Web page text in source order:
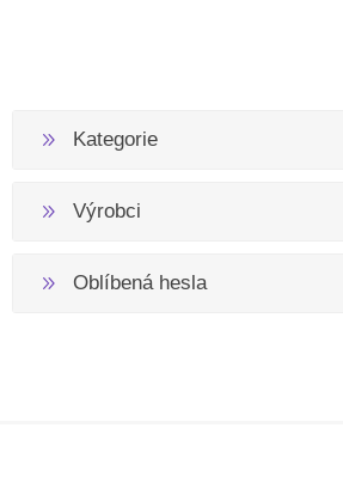
Kategorie
Výrobci
Oblíbená hesla